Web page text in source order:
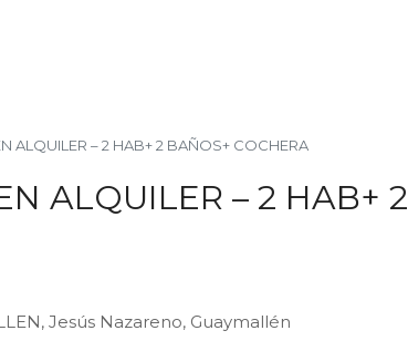
ALQUILER – 2 HAB+ 2 BAÑOS+ COCHERA
ALQUILER – 2 HAB+ 2
Jesús Nazareno, Guaymallén